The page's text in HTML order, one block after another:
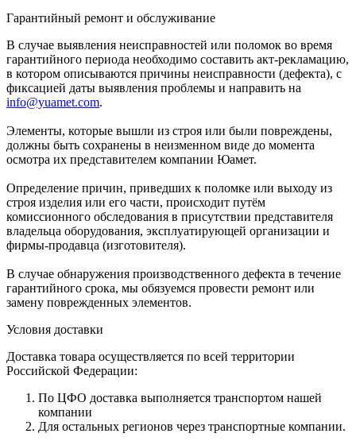
Гарантийный ремонт и обслуживание
В случае выявления неисправностей или поломок во время
гарантийного периода необходимо составить акт-рекламацию,
в котором описываются причины неисправности (дефекта), с
фиксацией даты выявления проблемы и направить на
info@yuamet.com.
Элементы, которые вышли из строя или были повреждены,
должны быть сохранены в неизменном виде до момента
осмотра их представителем компании Юамет.
Определение причин, приведших к поломке или выходу из
строя изделия или его части, происходит путём
комиссионного обследования в присутствии представителя
владельца оборудования, эксплуатирующей организации и
фирмы-продавца (изготовителя).
В случае обнаружения производственного дефекта в течение
гарантийного срока, мы обязуемся провести ремонт или
замену поврежденных элементов.
Условия доставки
Доставка товара осуществляется по всей территории
Российской Федерации:
По ЦФО доставка выполняется транспортом нашей
компании
Для остальных регионов через транспортные компании.